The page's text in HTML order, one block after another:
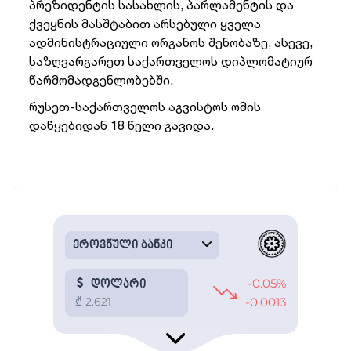
პრეზიდენტის სასახლის, პარლამენტის და
ქვეყნის მასშტაბით არსებული ყველა
ადმინისტრაციული ორგანოს შენობაზე, ასევე,
საზღვარგარეთ საქართველოს დიპლომატიურ
წარმომადგენლობებში.
რუსეთ-საქართველოს აგვისტოს ომის
დაწყებიდან 18 წელი გავიდა.